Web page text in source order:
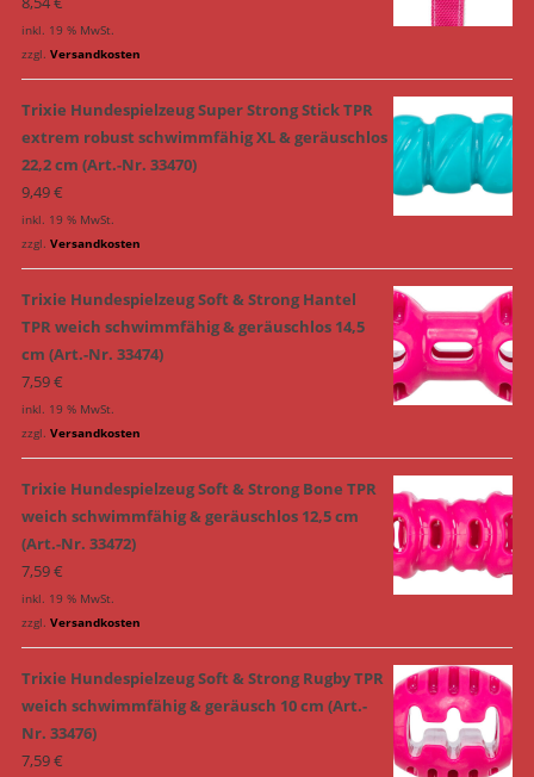
inkl. 19 % MwSt.
zzgl. Versandkosten
Trixie Hundespielzeug Super Strong Stick TPR
extrem robust schwimmfähig XL & geräuschlos
22,2 cm (Art.-Nr. 33470)
9,49€
inkl. 19 % MwSt.
zzgl. Versandkosten
Trixie Hundespielzeug Soft & Strong Hantel
TPR weich schwimmfähig & geräuschlos 14,5
cm (Art.-Nr. 33474)
7,59€
inkl. 19 % MwSt.
zzgl. Versandkosten
Trixie Hundespielzeug Soft & Strong Bone TPR
weich schwimmfähig & geräuschlos 12,5 cm
(Art.-Nr. 33472)
7,59€
inkl. 19 % MwSt.
zzgl. Versandkosten
Trixie Hundespielzeug Soft & Strong Rugby TPR
weich schwimmfähig & geräusch 10 cm (Art.-
Nr. 33476)
7,59€